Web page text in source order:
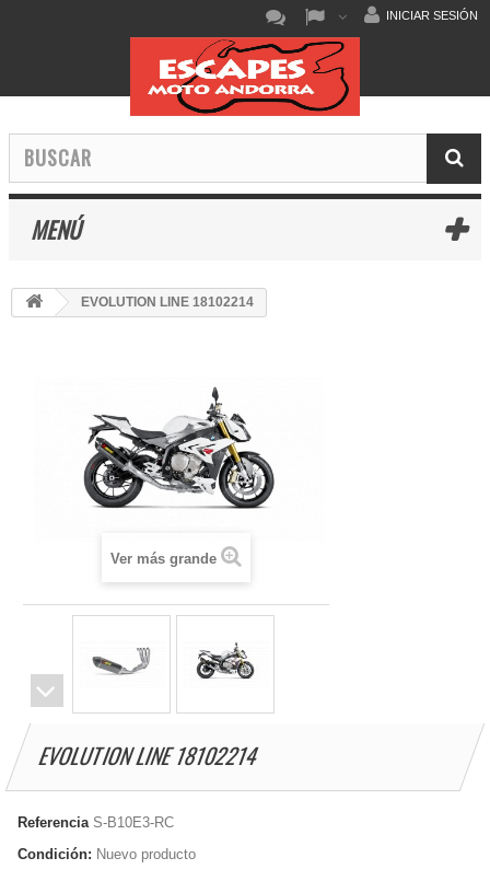
INICIAR SESIÓN
MENÚ
EVOLUTION LINE 18102214
Ver más grande
EVOLUTION LINE 18102214
Referencia S-B10E3-RC
Condición: Nuevo producto